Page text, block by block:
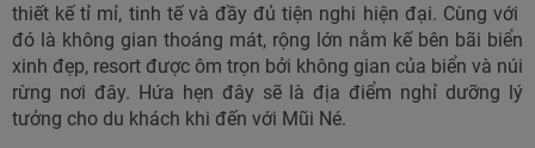
thiết kế tỉ mỉ, tinh tế và đầy đủ tiện nghi hiện đại. Cùng với
đó là không gian thoáng mát, rộng lớn nằm kế bên bãi biển
xinh đẹp, resort được ôm trọn bởi không gian của biển và núi
rừng nơi đây. Hứa hẹn đây sẽ là địa điểm nghỉ dưỡng lý
tưởng cho du khách khi đến với Mũi Né.